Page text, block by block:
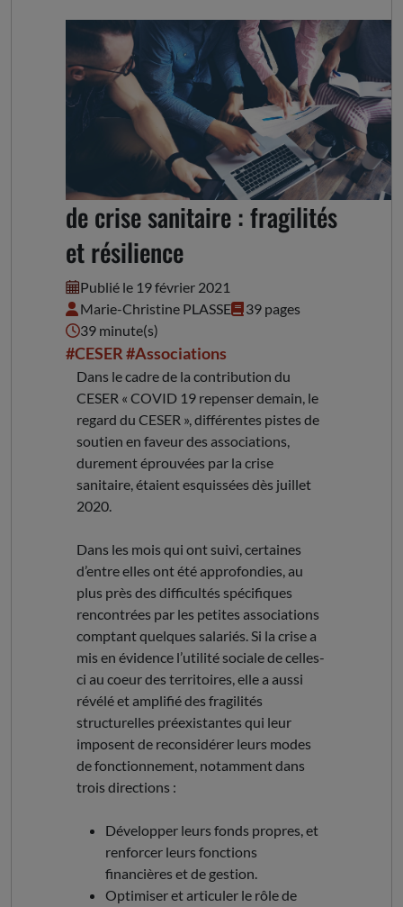
Les associations en temps
de crise sanitaire : fragilités
et résilience
Publié le 19 février 2021
Marie-Christine PLASSE
39 pages
39 minute(s)
#CESER#Associations
Dans le cadre de la contribution du
CESER « COVID 19 repenser demain, le
regard du CESER », différentes pistes de
soutien en faveur des associations,
durement éprouvées par la crise
sanitaire, étaient esquissées dès juillet
2020.
Dans les mois qui ont suivi, certaines
d’entre elles ont été approfondies, au
plus près des difficultés spécifiques
rencontrées par les petites associations
comptant quelques salariés. Si la crise a
mis en évidence l’utilité sociale de celles-
ci au coeur des territoires, elle a aussi
révélé et amplifié des fragilités
structurelles préexistantes qui leur
imposent de reconsidérer leurs modes
de fonctionnement, notamment dans
trois directions :
Développer leurs fonds propres, et
renforcer leurs fonctions
financières et de gestion.
Optimiser et articuler le rôle de